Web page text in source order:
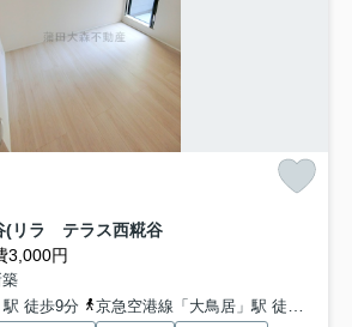
(リラ テラス西糀谷
3,000円
徒歩9分
京急空港線「大鳥居」駅 徒歩5分